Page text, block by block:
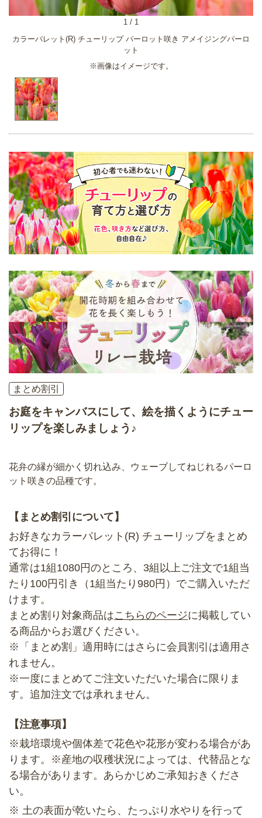
カラーパレット(R) チューリップ パーロット咲き アメイジングパーロ
ット
※画像はイメージです。
1 / 1
まとめ割引
お庭をキャンバスにして、絵を描くようにチュー
リップを楽しみましょう♪
花弁の縁が細かく切れ込み、ウェーブしてねじれるパーロ
ット咲きの品種です。
【まとめ割引について】
お好きなカラーパレット(R) チューリップをまとめ
てお得に！
通常は1組1080円のところ、3組以上ご注文で1組当
たり100円引き（1組当たり980円）でご購入いただ
けます。
まとめ割り対象商品はこちらのページに掲載してい
る商品からお選びください。
※「まとめ割」適用時にはさらに会員割引は適用さ
れません。
※一度にまとめてご注文いただいた場合に限りま
す。追加注文では承れません。
【注意事項】
※栽培環境や個体差で花色や花形が変わる場合があ
ります。※産地の収穫状況によっては、代替品とな
る場合があります。あらかじめご承知おきくださ
い。
※ 土の表面が乾いたら、たっぷり水やりを行って